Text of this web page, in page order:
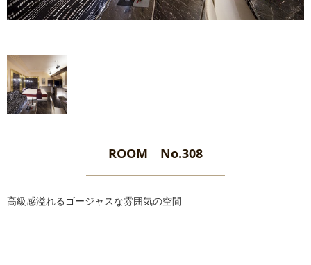
ROOM No.308
高級感溢れるゴージャスな雰囲気の空間